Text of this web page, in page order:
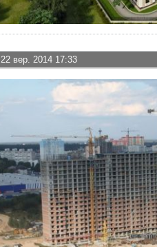
22 вер. 2014 17:33